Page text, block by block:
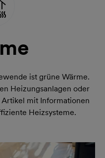
ist grüne Wärme.
Heizungsanlagen oder
mit Informationen
Heizsysteme.